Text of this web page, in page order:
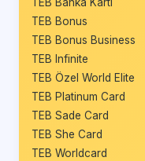
TEB Banka Kartı
TEB Bonus
TEB Bonus Business
TEB Infinite
TEB Özel World Elite
TEB Platinum Card
TEB Sade Card
TEB She Card
TEB Worldcard